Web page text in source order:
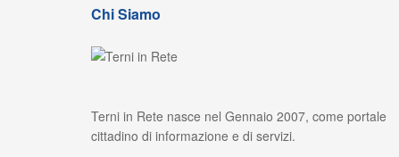
Chi Siamo
Terni in Rete nasce nel Gennaio 2007, come portale
cittadino di informazione e di servizi.